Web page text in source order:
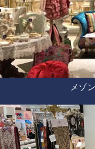
メゾ